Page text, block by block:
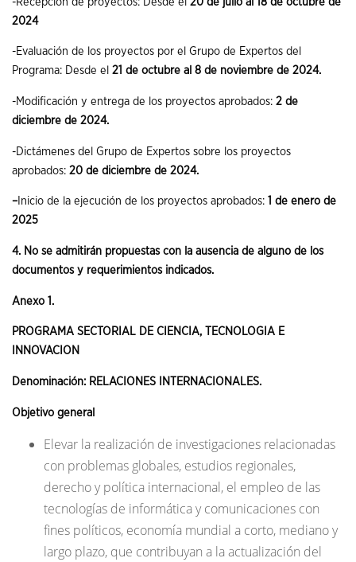
2024
-Evaluación de los proyectos por el Grupo de Expertos del
Programa: Desde el 21 de octubre al 8 de noviembre de 2024.
-Modificación y entrega de los proyectos aprobados: 2 de
diciembre de 2024.
-Dictámenes del Grupo de Expertos sobre los proyectos
aprobados: 20 de diciembre de 2024.
– Inicio de la ejecución de los proyectos aprobados: 1 de enero de
2025
4. No se admitirán propuestas con la ausencia de alguno de los
documentos y requerimientos indicados.
Anexo 1.
PROGRAMA SECTORIAL DE CIENCIA, TECNOLOGIA E
INNOVACION
Denominación: RELACIONES INTERNACIONALES.
Objetivo general
Elevar la realización de investigaciones relacionadas
con problemas globales, estudios regionales,
derecho y política internacional, el empleo de las
tecnologías de informática y comunicaciones con
fines políticos, economía mundial a corto, mediano y
largo plazo, que contribuyan a la actualización del